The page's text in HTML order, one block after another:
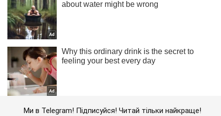
Ми в Telegram! Підписуйся! Читай тільки найкраще!